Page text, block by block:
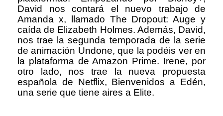
David nos contará el nuevo trabajo de
Amanda x, llamado The Dropout: Auge y
caída de Elizabeth Holmes. Además, David,
nos trae la segunda temporada de la serie
de animación Undone, que la podéis ver en
la plataforma de Amazon Prime. Irene, por
otro lado, nos trae la nueva propuesta
española de Netflix, Bienvenidos a Edén,
una serie que tiene aires a Elite.